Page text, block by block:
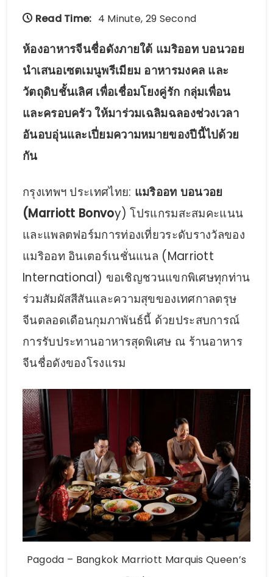
Read Time: 4 Minute, 29 Second
ห้องอาหารจีนชื่อดังภายใต้ แมริออท บอนวอย
นำเสนอเซตเมนูพรีเมียม อาหารมงคล และ
วัตถุดิบชั้นเลิศ เพื่อเชื่อมโยงคู่รัก กลุ่มเพื่อน
และครอบครัว ให้มาร่วมเฉลิมฉลองช่วงเวลา
อันอบอุ่นและเปี่ยมความหมายของปีนี้ไปด้วย
กัน
กรุงเทพฯ ประเทศไทย: แมริออท บอนวอย
(Marriott Bonvoy) โปรแกรมสะสมคะแนน
และแพลตฟอร์มการท่องเที่ยวระดับรางวัลของ
แมริออท อินเตอร์เนชั่นแนล (Marriott
International) ขอเชิญชวนแขกพิเศษทุกท่าน
ร่วมสัมผัสสีสันและความสุขของเทศกาลตรุษ
จีนตลอดเดือนกุมภาพันธ์นี้ ด้วยประสบการณ์
การรับประทานอาหารสุดพิเศษ ณ ร้านอาหาร
จีนชื่อดังของโรงแรม
Pagoda – Bangkok Marriott Marquis Queen’s